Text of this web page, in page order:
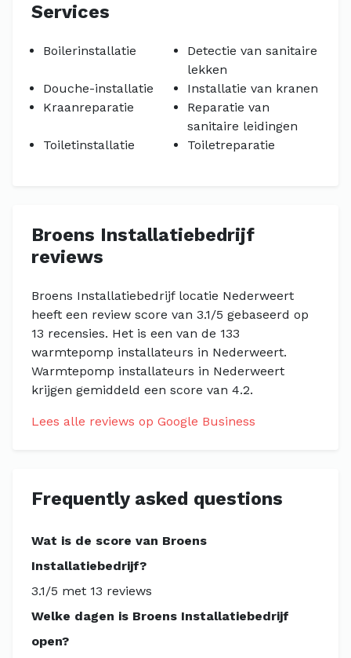
Services
Boilerinstallatie
Detectie van sanitaire
lekken
Douche-installatie
Installatie van kranen
Kraanreparatie
Reparatie van
sanitaire leidingen
Toiletinstallatie
Toiletreparatie
Broens Installatiebedrijf
reviews
Broens Installatiebedrijf locatie Nederweert
heeft een review score van 3.1/5 gebaseerd op
13 recensies. Het is een van de 133
warmtepomp installateurs in Nederweert.
Warmtepomp installateurs in Nederweert
krijgen gemiddeld een score van 4.2.
Lees alle reviews op Google Business
Frequently asked questions
Wat is de score van Broens
Installatiebedrijf?
3.1/5 met 13 reviews
Welke dagen is Broens Installatiebedrijf
open?